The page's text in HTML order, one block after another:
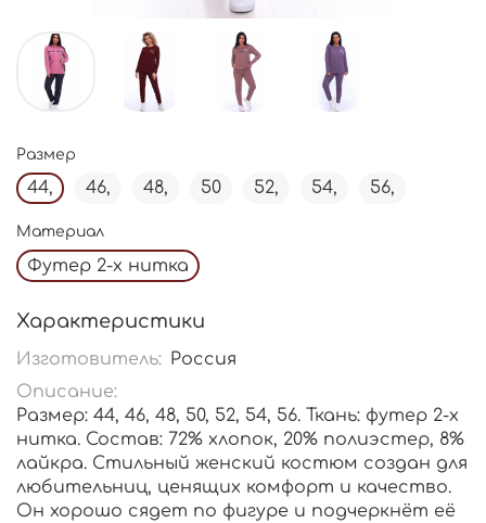
Размер
44, 46, 48, 50 52, 54, 56,
Материал
Футер 2-х нитка
Характеристики
Изготовитель:
Россия
Описание:
Размер: 44, 46, 48, 50, 52, 54, 56. Ткань: футер 2-х
нитка. Состав: 72% хлопок, 20% полиэстер, 8%
лайкра. Стильный женский костюм создан для
любительниц, ценящих комфорт и качество.
Он хорошо сядет по фигуре и подчеркнёт её